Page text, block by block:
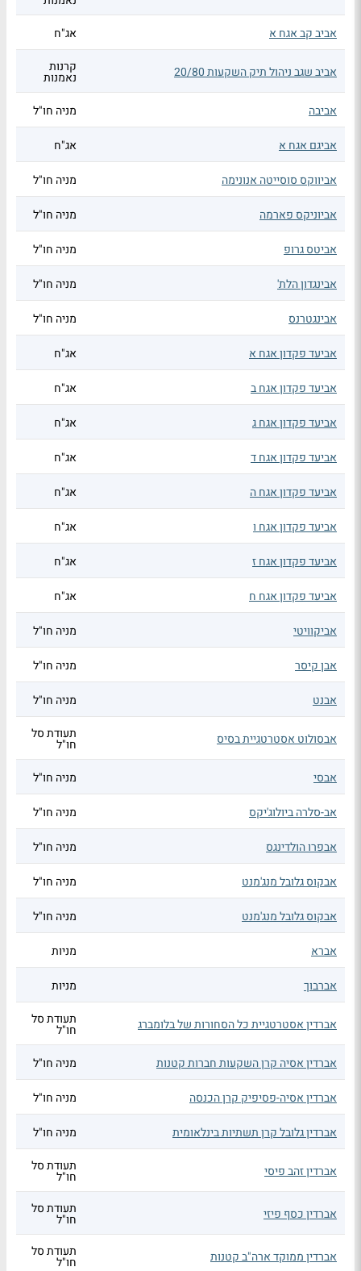
אביב קב אגח א
אג"ח
אביב שגב ניהול תיק השקעות 20/80 קרנות
נאמנות
אביבה
מניה חו"ל
אביגם אגח א אג"ח
אביווקס סוסייטה אנונימה מניה חו"ל
אביוניקס פארמה מניה חו"ל
אביטס גרופ מניה חו"ל
אבינגדון הלת' מניה חו"ל
אבינגטרנס מניה חו"ל
אביעד פקדון אגח א אג"ח
אביעד פקדון אגח ב אג"ח
אביעד פקדון אגח ג אג"ח
אביעד פקדון אגח ד אג"ח
אביעד פקדון אגח ה אג"ח
אביעד פקדון אגח ו אג"ח
אביעד פקדון אגח ז אג"ח
אביעד פקדון אגח ח אג"ח
אביקוויטי מניה חו"ל
אבן קיסר מניה חו"ל
אבנט מניה חו"ל
אבסולוט אסטרטגיית בסיס תעודת סל
חו"ל
אבסי
מניה חו"ל
אב-סלרה ביולוג'יקס מניה חו"ל
אבפרו הולדינגס מניה חו"ל
אבקוס גלובל מנג'מנט מניה חו"ל
אבקוס גלובל מנג'מנט מניה חו"ל
אברא מניות
אברבוך מניות
אברדין אסטרטגיית כל הסחורות של בלומברג תעודת סל
חו"ל
אברדין אסיה קרן השקעות חברות קטנות
מניה חו"ל
אברדין אסיה-פסיפיק קרן הכנסה מניה חו"ל
אברדין גלובל קרן תשתיות בינלאומית מניה חו"ל
אברדין זהב פיסי תעודת סל
חו"ל
אברדין כסף פיזי תעודת סל
חו"ל
אברדין ממוקד ארה"ב קטנות תעודת סל
חו"ל